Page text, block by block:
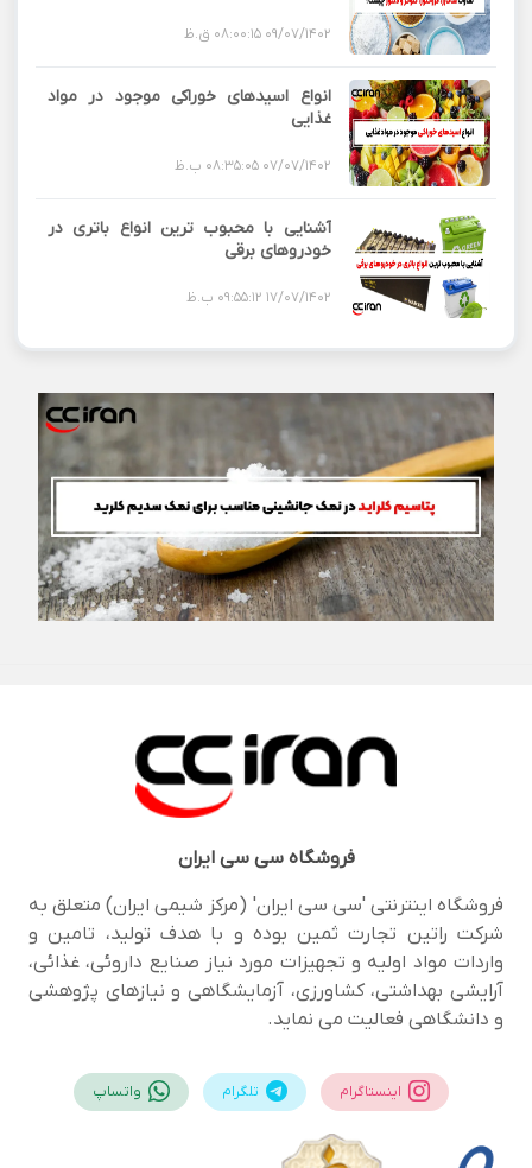
09/07/1402 08:00:15 ق.ظ
انواع اسیدهای خوراکی موجود در مواد
غذایی
07/07/1402 08:35:05 ب.ظ
آشنایی با محبوب ترین انواع باتری در
خودروهای برقی
17/07/1402 09:55:12 ب.ظ
فروشگاهسی سی ایران
فروشگاه اینترنتی 'سی سی ایران' (مرکز شیمی ایران) متعلق به
شرکت راتین تجارت ثمین بوده و با هدف تولید، تامین و
واردات مواد اولیه و تجهیزات مورد نیاز صنایع داروئی، غذائی،
آرایشی بهداشتی، کشاورزی، آزمایشگاهی و نیازهای پژوهشی
و دانشگاهی فعالیت می نماید.
اینستاگرام تلگرام واتساپ